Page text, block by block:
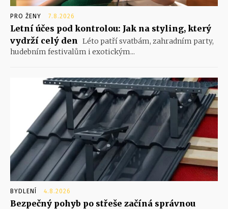
PRO ŽENY 7.8.2026
Letní účes pod kontrolou: Jak na styling, který
vydrží celý den
Léto patří svatbám, zahradním party,
hudebním festivalům i exotickým...
BYDLENÍ 4.8.2026
Bezpečný pohyb po střeše začíná správnou